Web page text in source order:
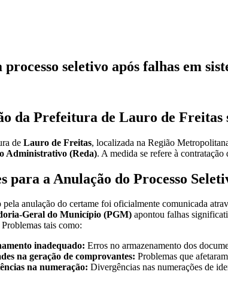
seletivo após falhas em
da Prefeitura de Lauro de Freitas
de Lauro de Freitas, localizada na Região
Administrativo (Reda). A medida se refere à
para a Anulação do Processo
pela anulação do certame foi oficialmente comunicada
Geral do Município (PGM) apontou falhas
tais como:
inadequado: Erros no armazenamento dos
na geração de comprovantes: Problemas que
na numeração: Divergências nas numerações de